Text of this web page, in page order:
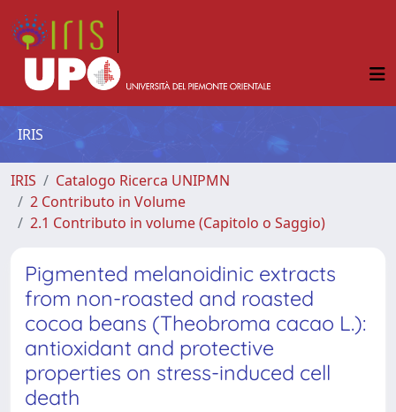
IRIS
IRIS
Catalogo Ricerca UNIPMN
2 Contributo in Volume
2.1 Contributo in volume (Capitolo o Saggio)
Pigmented melanoidinic extracts
from non-roasted and roasted
cocoa beans (Theobroma cacao L.):
antioxidant and protective
properties on stress-induced cell
death